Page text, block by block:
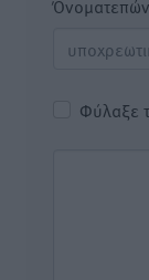
Φύλαξε